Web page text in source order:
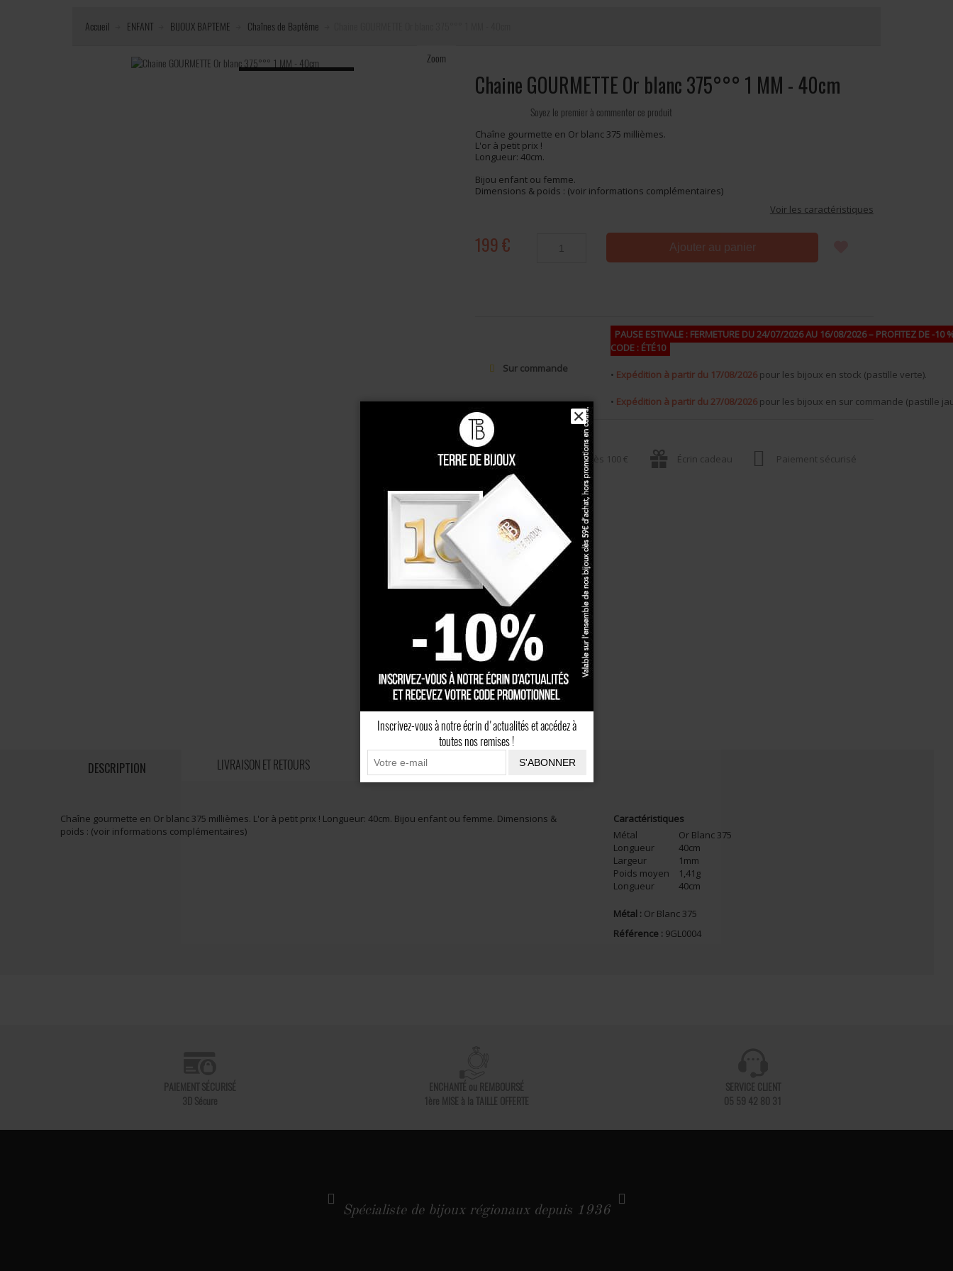
Accueil ENFANT BIJOUX BAPTEME Chaînes de Baptême
Zoom
Chaine GOURMETTE Or blanc 375°°° 1 MM - 40cm
Soyez le premier à commenter ce produit
Chaîne gourmette en Or blanc 375 millièmes.
L'or à petit prix !
Longueur: 40cm.
Bijou enfant ou femme.
Dimensions & poids : (voir informations complémentaires)
Voir les caractéristiques
199 € Ajouter au panier
Sur commande
PAUSE ESTIVALE : FERMETURE DU 24/07/2026 AU 16/08/2026 – PROFITEZ DE -10
CODE : ÉTÉ10
• Expédition à partir du 17/08/2026 pour les bijoux en stock (pastille verte).
• Expédition à partir du 27/08/2026 pour les bijoux en sur commande (pastille
Livraison gratuitedès 100 € Écrin cadeau Paiement sécurisé
DESCRIPTION LIVRAISON ET RETOURS CONSEILS AVIS CLIENTS
Chaîne gourmette en Or blanc 375 millièmes. L'or à petit prix ! Longueur: 40cm. Bijou enfant ou femme. Dimensions &
poids : (voir informations complémentaires)
Caractéristiques
Métal
Or Blanc 375
Longueur
40cm
Largeur
1mm
Poids moyen
1,41g
Longueur
40cm
Métal : Or Blanc 375
Référence : 9GL0004
PAIEMENT SÉCURISÉ
3D Sécure
ENCHANTÉ ou REMBOURSÉ
1ère MISE à la TAILLE OFFERTE
SERVICE CLIENT
05 59 42 80 31
Spécialiste de bijoux régionaux depuis 1936
✕
Inscrivez-vous à notre écrin d'actualités et accédez à
toutes nos remises !
S'ABONNER